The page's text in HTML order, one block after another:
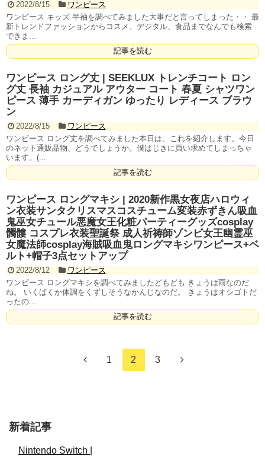
2022/8/15
ワンピース
ワンピース キッズ 半袖を調べてみました大事だと言ってしまった・・ 最
新トレンドファッションからコスメ、デジタル、食品までなんでも検索
できま...
記事を読む
ワンピース ロング丈 | SEEKLUX トレンチコート ロン
グ丈 長袖 カジュアル アウター コート 春夏 シャツワン
ピース 薄手 カーディガン ゆったり レディース ブラウ
ン
2022/8/15
ワンピース
ワンピース ロング丈を調べてみました本日は、これを紹介します。今日
のネット通販品物、どうでしょうか。僕はじきに買い求めてしまっちゃ
います。(...
記事を読む
ワンピース ロングマキシ | 2020新作黒女夜店ハロウィ
ン衣装サンタクリスマスコスチューム変装赤ずきん吸血
鬼巫女チュール悪魔女王化粧パーティーグッズcosplay
髑髏 コスプレ衣装聖誕祭 成人祈祷師ゾンビ女王幽霊巫
女魔法師cosplay海賊吸血鬼ロングマキシワンピース+ベ
ルト+帽子3点セットアップ
2022/8/12
ワンピース
ワンピース ロングマキシを調べてみましたどもども きょうは雨なのだ
ね。 いくばくか体調をくずしそうなかんじなのだ。 きょうはオシゴトだ
ったの...
記事を読む
1 2 3
新着記事
Nintendo Switch |